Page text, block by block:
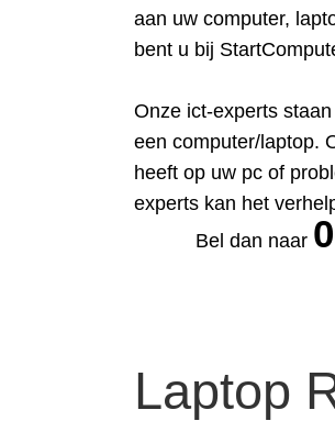
aan uw computer,
bent u bij
Onze ict-experts
een computer/laptop.
heeft op uw pc of
experts kan het
Bel dan naar
Laptop